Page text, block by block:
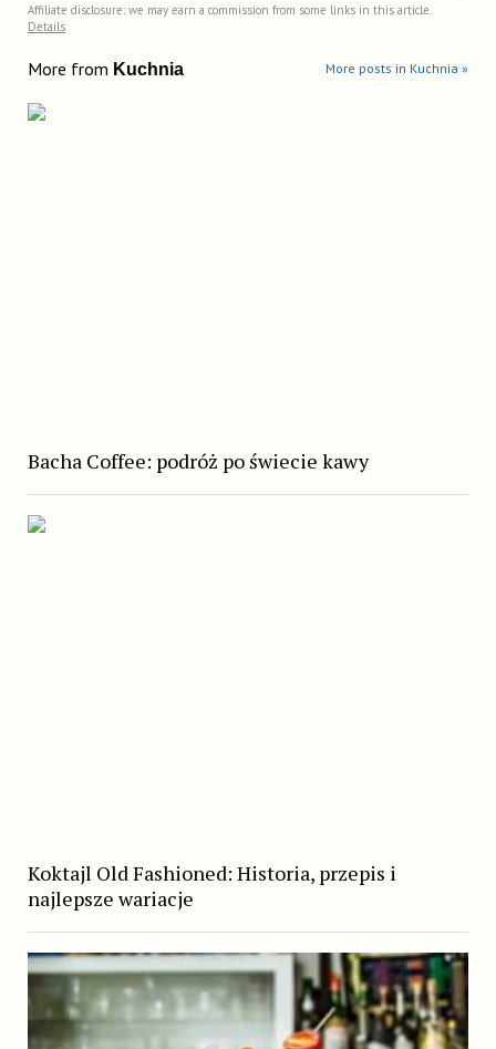
Affiliate disclosure: we may earn a commission from some links in this article.
Details
More from Kuchnia More posts in Kuchnia »
Bacha Coffee: podróż po świecie kawy
Koktajl Old Fashioned: Historia, przepis i
najlepsze wariacje